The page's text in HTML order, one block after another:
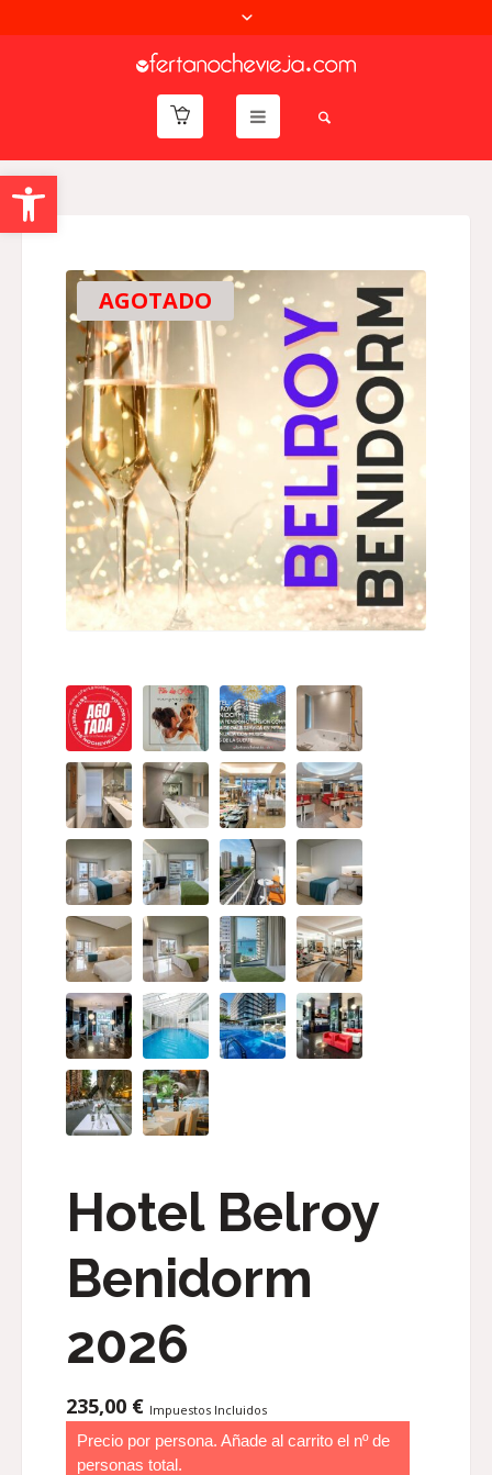
Abrir barra de herramientas
AGOTADO
Hotel Belroy
Benidorm
2026
235,00 € Impuestos Incluidos
Precio por persona. Añade al carrito el nº de
personas total.